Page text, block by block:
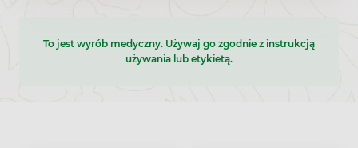
To jest wyrób medyczny. Używaj go zgodnie z instrukcją
używania lub etykietą.